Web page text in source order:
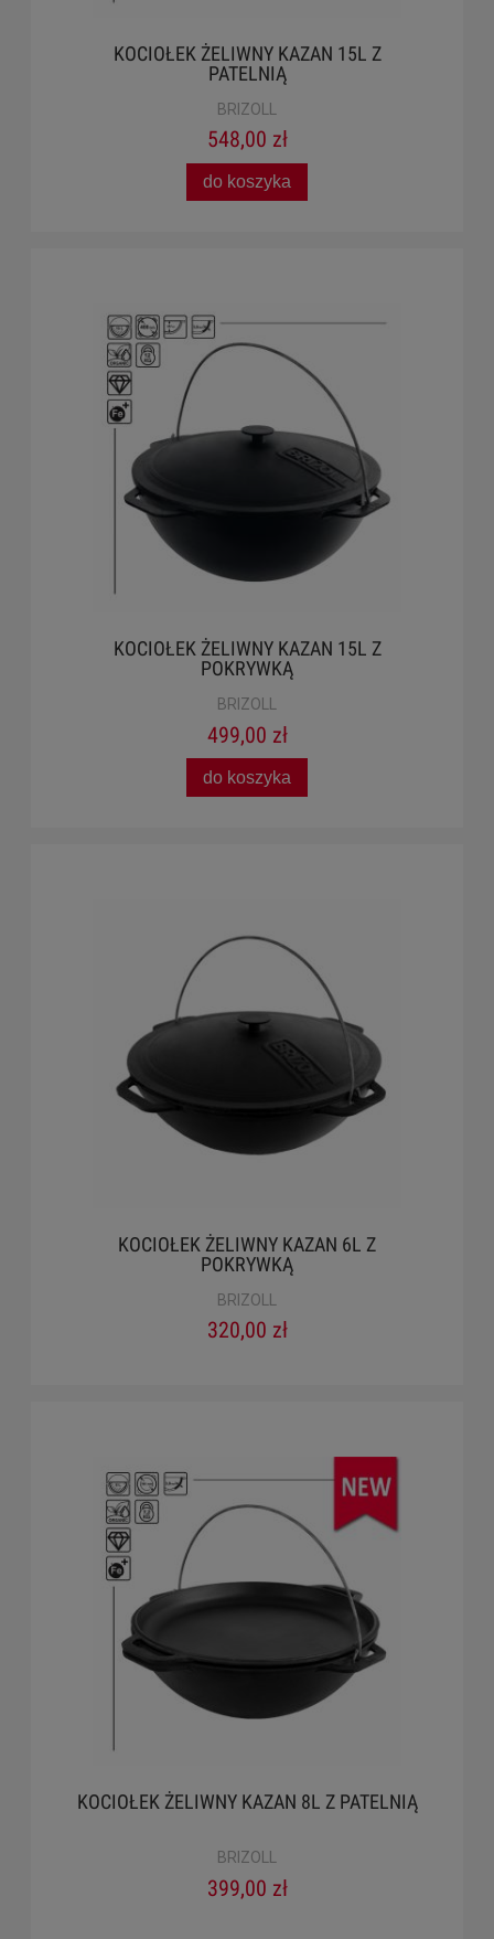
KOCIOŁEK ŻELIWNY KAZAN 15L Z
PATELNIĄ
BRIZOLL
548,00 zł
do koszyka
KOCIOŁEK ŻELIWNY KAZAN 15L Z
POKRYWKĄ
BRIZOLL
499,00 zł
do koszyka
KOCIOŁEK ŻELIWNY KAZAN 6L Z
POKRYWKĄ
BRIZOLL
320,00 zł
KOCIOŁEK ŻELIWNY KAZAN 8L Z PATELNIĄ
BRIZOLL
399,00 zł